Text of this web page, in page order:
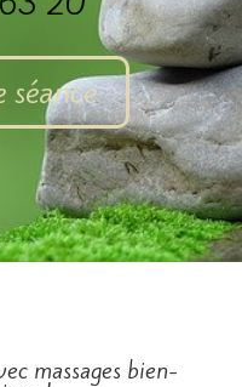
séance
massages bien-